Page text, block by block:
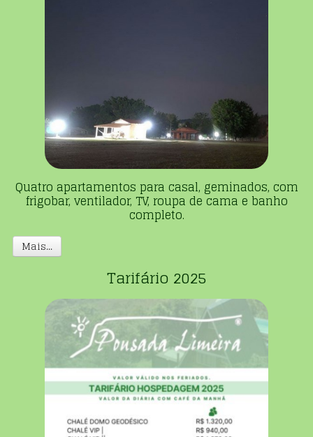
Quatro apartamentos para casal, geminados, com
frigobar, ventilador, TV, roupa de cama e banho
completo.
Mais...
Tarifário 2025